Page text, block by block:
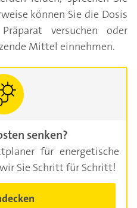
können Sie die Dosis
versuchen oder
Mittel einnehmen.
senken?
für energetische
Sie Schritt für Schritt!